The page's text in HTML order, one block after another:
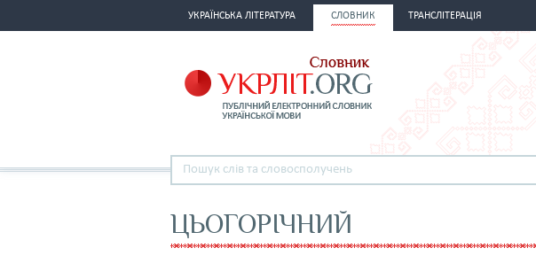
УКРАЇНСЬКА ЛІТЕРАТУРА СЛОВНИК ТРАНСЛІТЕРАЦІЯ
ЦЬОГОРІЧНИЙ